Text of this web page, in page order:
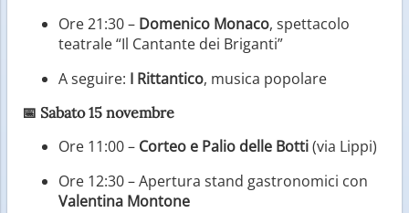
Ore 21:30 – Domenico Monaco, spettacolo
teatrale “Il Cantante dei Briganti”
A seguire: I Rittantico, musica popolare
📅 Sabato 15 novembre
Ore 11:00 – Corteo e Palio delle Botti(via Lippi)
Ore 12:30 – Apertura stand gastronomici con
Valentina Montone